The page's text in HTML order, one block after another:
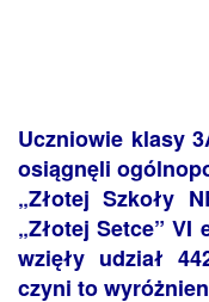
Uczniowie klasy
osiągnęli
„Złotej Szkoły
„Złotej Setce”
wzięły udział
czyni to